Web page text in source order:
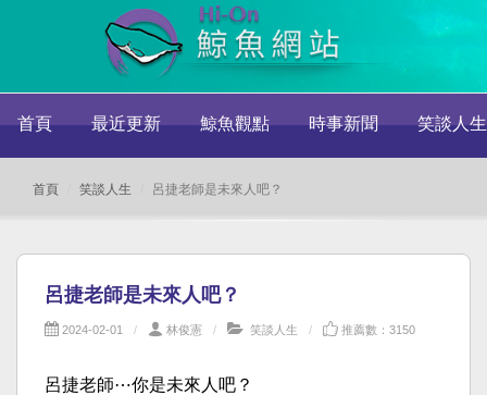
首頁 最近更新 鯨魚觀點 時事新聞 笑談人生
首頁 笑談人生 呂捷老師是未來人吧？
呂捷老師是未來人吧？
2024-02-01 林俊憲 笑談人生 推薦數：3150
呂捷老師⋯你是未來人吧？